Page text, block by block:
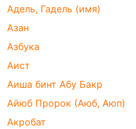
Адель, Гадель (имя)
Азан
Азбука
Аист
Аиша бинт Абу Бакр
Айюб Пророк (Аюб, Аюп)
Акробат